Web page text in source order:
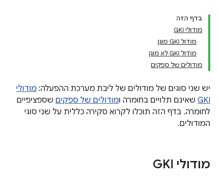
בדף הזה
מודולי GKI
מודול GKI מוגן
מודול GKI לא מוגן
מודולים של ספקים
יש שני סוגים של מודולים של ליבת מערכת ההפעלה: מודולי
GKI שאינם תלויים בחומרה ומודולים של ספקים שספציפיים
לחומרה. בדף הזה תוכלו לקרוא סקירה כללית על שני סוגי
המודולים.
מודולי GKI